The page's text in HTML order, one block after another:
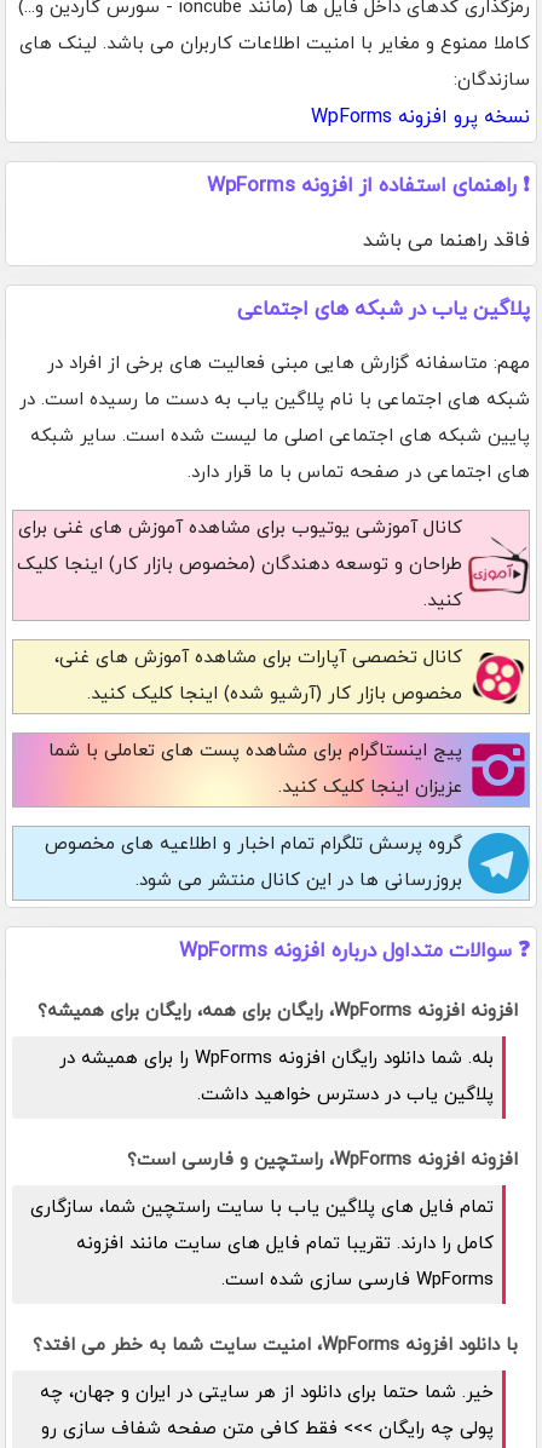
رمزگذاری کدهای داخل فایل ها (مانند ioncube - سورس گاردین و...)
کاملا ممنوع و مغایر با امنیت اطلاعات کاربران می باشد. لینک های
سازندگان:
نسخه پرو افزونه WpForms
❗ راهنمای استفاده از افزونه WpForms
فاقد راهنما می باشد
پلاگین یاب در شبکه های اجتماعی
مهم: متاسفانه گزارش هایی مبنی فعالیت های برخی از افراد در
شبکه های اجتماعی با نام پلاگین یاب به دست ما رسیده است. در
پایین شبکه های اجتماعی اصلی ما لیست شده است. سایر شبکه
های اجتماعی در صفحه تماس با ما قرار دارد.
کانال آموزشی یوتیوب برای مشاهده آموزش های غنی برای
طراحان و توسعه دهندگان (مخصوص بازار کار) اینجا کلیک
کنید.
کانال تخصصی آپارات برای مشاهده آموزش های غنی،
مخصوص بازار کار (آرشیو شده) اینجا کلیک کنید.
پیج اینستاگرام برای مشاهده پست های تعاملی با شما
عزیزان اینجا کلیک کنید.
گروه پرسش تلگرام تمام اخبار و اطلاعیه های مخصوص
بروزرسانی ها در این کانال منتشر می شود.
❓ سوالات متداول درباره افزونه WpForms
افزونه افزونه WpForms، رایگان برای همه، رایگان برای همیشه؟
بله. شما دانلود رایگان افزونه WpForms را برای همیشه در
پلاگین یاب در دسترس خواهید داشت.
افزونه افزونه WpForms، راستچین و فارسی است؟
تمام فایل های پلاگین یاب با سایت راستچین شما، سازگاری
کامل را دارند. تقریبا تمام فایل های سایت مانند افزونه
WpForms فارسی سازی شده است.
با دانلود افزونه WpForms، امنیت سایت شما به خطر می افتد؟
خیر. شما حتما برای دانلود از هر سایتی در ایران و جهان، چه
پولی چه رایگان >>> فقط کافی متن صفحه شفاف سازی رو